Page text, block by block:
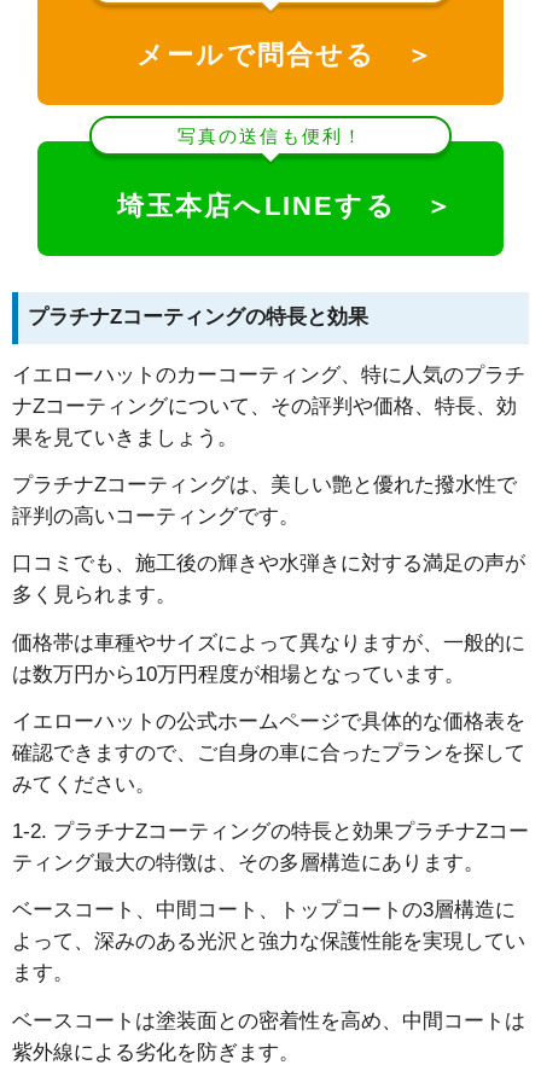
メールで問合せる ＞
写真の送信も便利！
埼玉本店へLINEする ＞
プラチナZコーティングの特長と効果
イエローハットのカーコーティング、特に人気のプラチ
ナZコーティングについて、その評判や価格、特長、効
果を見ていきましょう。
プラチナZコーティングは、美しい艶と優れた撥水性で
評判の高いコーティングです。
口コミでも、施工後の輝きや水弾きに対する満足の声が
多く見られます。
価格帯は車種やサイズによって異なりますが、一般的に
は数万円から10万円程度が相場となっています。
イエローハットの公式ホームページで具体的な価格表を
確認できますので、ご自身の車に合ったプランを探して
みてください。
1-2. プラチナZコーティングの特長と効果プラチナZコー
ティング最大の特徴は、その多層構造にあります。
ベースコート、中間コート、トップコートの3層構造に
よって、深みのある光沢と強力な保護性能を実現してい
ます。
ベースコートは塗装面との密着性を高め、中間コートは
紫外線による劣化を防ぎます。